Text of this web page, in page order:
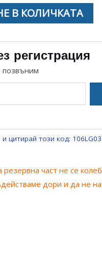
В КОЛИЧКАТА
регистрация
цитирай този код: 106LG03
част не се
дори и да не